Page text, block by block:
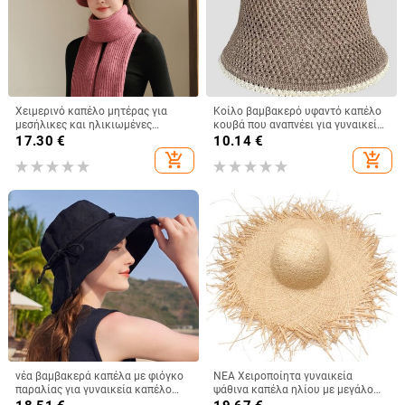
Χειμερινό καπέλο μητέρας για
μεσήλικες και ηλικιωμένες
γυναίκες, πλεκτό από γούνα
κουνελιού, ανθεκτικό στο κρύο,
ζεστό, μάλλινο καπέλο και
17.30 €
add_shopping_cart
Κοίλο βαμβακερό υφαντό καπέλο
κουβά που αναπνέει για γυναικεία
μόδα 2023 καλοκαιρινά
καλύμματα μικρής μαρκίζας για
κυρίες Πλεκτό καπέλο νιπτήρα
10.14€
add_shopping_cart
νέα βαμβακερά καπέλα με φιόγκο
παραλίας για γυναικεία καπέλο
ΝΕΑ Χειροποίητα γυναικεία
ψάθινα καπέλα ηλίου με μεγάλο